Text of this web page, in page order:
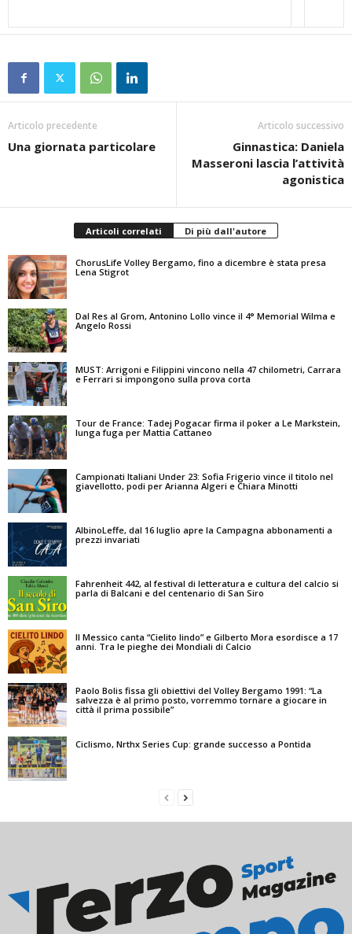
Articolo precedente
Una giornata particolare
Articolo successivo
Ginnastica: Daniela
Masseroni lascia l’attività
agonistica
Articoli correlati Di più dall'autore
ChorusLife Volley Bergamo, fino a dicembre è stata presa
Lena Stigrot
Dal Res al Grom, Antonino Lollo vince il 4° Memorial Wilma e
Angelo Rossi
MUST: Arrigoni e Filippini vincono nella 47 chilometri, Carrara
e Ferrari si impongono sulla prova corta
Tour de France: Tadej Pogacar firma il poker a Le Markstein,
lunga fuga per Mattia Cattaneo
Campionati Italiani Under 23: Sofia Frigerio vince il titolo nel
giavellotto, podi per Arianna Algeri e Chiara Minotti
AlbinoLeffe, dal 16 luglio apre la Campagna abbonamenti a
prezzi invariati
Fahrenheit 442, al festival di letteratura e cultura del calcio si
parla di Balcani e del centenario di San Siro
Il Messico canta “Cielito lindo” e Gilberto Mora esordisce a 17
anni. Tra le pieghe dei Mondiali di Calcio
Paolo Bolis fissa gli obiettivi del Volley Bergamo 1991: “La
salvezza è al primo posto, vorremmo tornare a giocare in
città il prima possibile”
Ciclismo, Nrthx Series Cup: grande successo a Pontida